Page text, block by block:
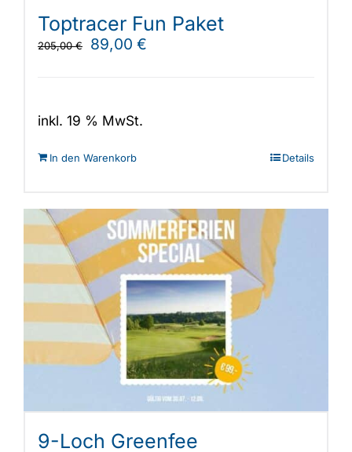
Toptracer Fun Paket
205,00€
Ursprünglicher
89,00 €
inkl. 19 % MwSt.
In den Warenkorb Details
9-Loch Greenfee